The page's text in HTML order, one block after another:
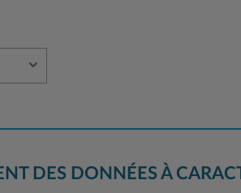
DES DONNÉES À